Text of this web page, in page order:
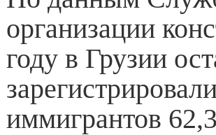
организации
году в Грузии
иммигрантов